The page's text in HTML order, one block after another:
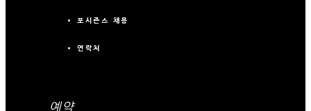
포시즌스 채용
연락처
예약